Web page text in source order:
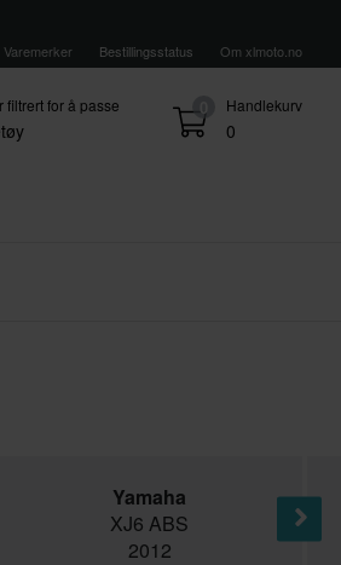
Varemerker Bestillingsstatus Om xlmoto.no
0 Handlekurv
0
filtrert for å passe
Yamaha
XJ6 ABS
2012